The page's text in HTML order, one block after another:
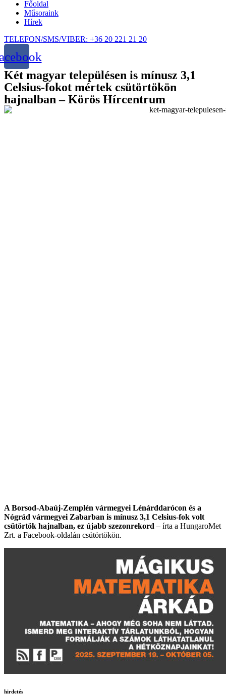
Főoldal
Műsoraink
Hírek
TELEFON/SMS/VIBER: +36 20 221 21 20
Két magyar településen is mínusz 3,1
Celsius-fokot mértek csütörtökön
hajnalban – Körös Hírcentrum
A Borsod-Abaúj-Zemplén vármegyei Lénárddarócon és a
Nógrád vármegyei Zabarban is mínusz 3,1 Celsius-fok volt
csütörtök hajnalban, ez újabb szezonrekord – írta a HungaroMet
Zrt. a Facebook-oldalán csütörtökön.
hirdetés